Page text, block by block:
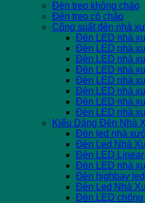
Đèn treo không chảo
Đèn treo có chảo
Công suất đèn nhà
Đèn LED nhà
Đèn LED nhà
Đèn LED nhà
Đèn LED nhà
Đèn LED nhà
Đèn LED nhà
Đèn LED nhà
Đèn LED nhà
Kiểu Dáng Đèn Nhà
Đèn led nhà
Đèn Led Nhà
Đèn LED
Đèn LED nhà
Đèn highbay
Đèn Led Nhà
Đèn LED chống